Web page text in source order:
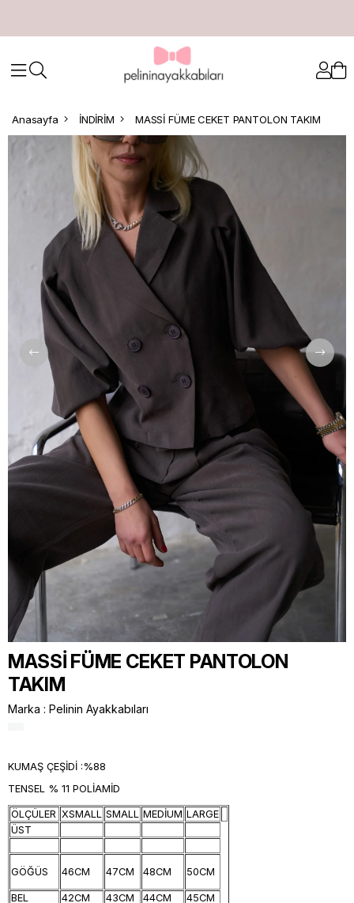
Anasayfa İNDİRİM MASSİ FÜME CEKET PANTOLON TAKIM
MASSİ FÜME CEKET PANTOLON
TAKIM
Marka : Pelinin Ayakkabıları
KUMAŞ ÇEŞİDİ :%88
TENSEL % 11 POLİAMİD
ÖLÇÜLER XSMALL SMALL MEDİUM LARGE
ÜST
GÖĞÜS 46CM 47CM 48CM 50CM
BEL 42CM 43CM 44CM
45CM